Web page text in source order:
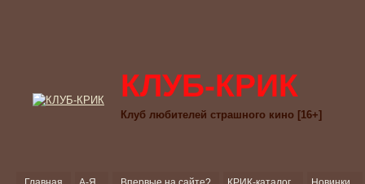
КЛУБ-КРИК
Клуб любителей страшного кино [16+]